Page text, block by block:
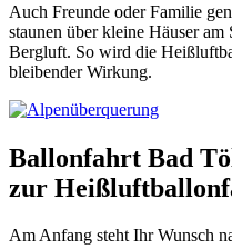
Auch Freunde oder Familie
staunen über kleine Häuser
Bergluft. So wird die
bleibender Wirkung.
Ballonfahrt Bad
zur
Am Anfang steht Ihr Wunsch